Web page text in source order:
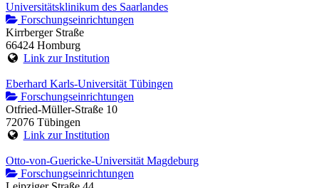
Universitätsklinikum des Saarlandes
Forschungseinrichtungen
Kirrberger Straße
66424 Homburg
Link zur Institution
Eberhard Karls-Universität Tübingen
Forschungseinrichtungen
Otfried-Müller-Straße 10
72076 Tübingen
Link zur Institution
Otto-von-Guericke-Universität Magdeburg
Forschungseinrichtungen